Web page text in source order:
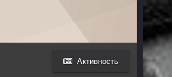
Активность